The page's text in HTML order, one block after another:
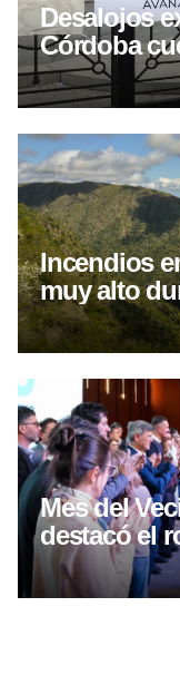
Desalojos
Córdoba
Incendios
muy alto
Mes del
destacó el
vecinales